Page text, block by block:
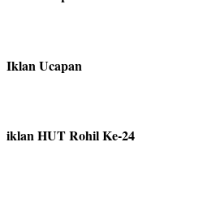
Iklan Ucapan
iklan HUT Rohil Ke-24